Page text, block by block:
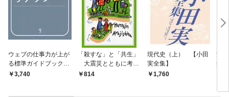
ウェブの仕事力が上が
る標準ガイドブック1
Webリテラシー 第4版
3,740
「殺すな」と「共生」
大震災とともに考え
る814
現代史（上） 【小田
実全集】
1,760
河
集】